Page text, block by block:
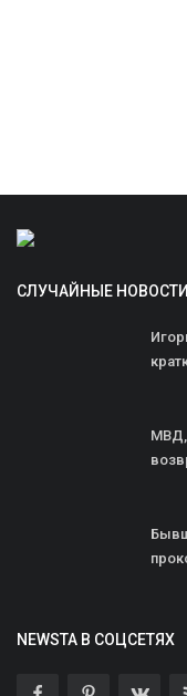
СЛУЧАЙНЫЕ НОВОСТИ
МВД,
NEWSTA В СОЦСЕТЯХ